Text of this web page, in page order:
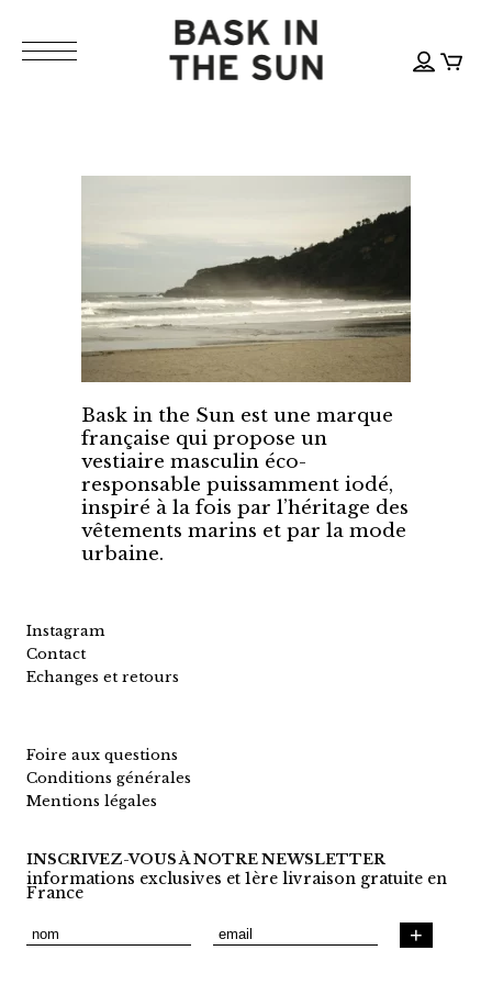
Bask in the Sun est une marque
française qui propose un
vestiaire masculin éco-
responsable puissamment iodé,
inspiré à la fois par l’héritage des
vêtements marins et par la mode
urbaine.
Instagram
Contact
Echanges et retours
Foire aux questions
Conditions générales
Mentions légales
INSCRIVEZ-VOUS À NOTRE NEWSLETTER
informations exclusives et 1ère livraison gratuite en
France